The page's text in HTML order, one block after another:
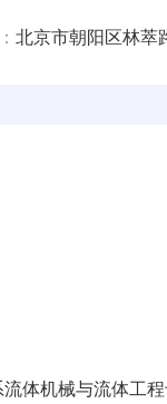
北京市朝阳区林萃
体机械与流体工